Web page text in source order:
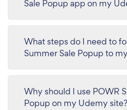
Sale Popup app on my
What steps do I need to
Summer Sale Popup to
Why should I use POWR
Popup on my Udemy site?